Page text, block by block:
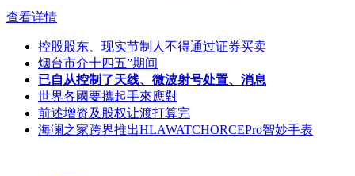
查看详情
控股股东、现实节制人不得通过证券买卖
烟台市介十四五”期间
已自从控制了天线、微波射号处置、消息
世界各國要攜起手來應對
前述增资及股权让渡打算完
海澜之家跨界推出HLAWATCHORCEPro智妙手表